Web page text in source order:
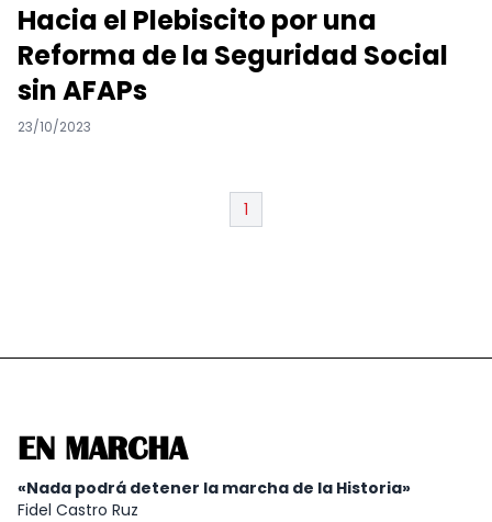
Hacia el Plebiscito por una
Reforma de la Seguridad Social
sin AFAPs
23/10/2023
1
EN MARCHA
«Nada podrá detener la marcha de la Historia»
Fidel Castro Ruz